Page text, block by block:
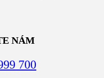
NÁM
700